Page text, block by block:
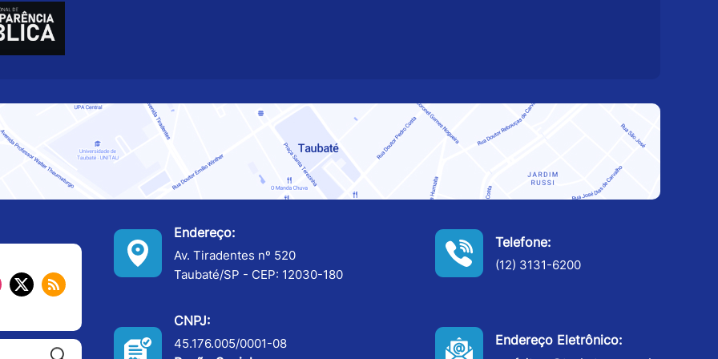
Pesquisar:
Endereço:
Av. Tiradentes nº 520
Taubaté/SP - CEP: 12030-180
Telefone:
(12) 3131-6200
CNPJ:
45.176.005/0001-08 Endereço Eletrônico: